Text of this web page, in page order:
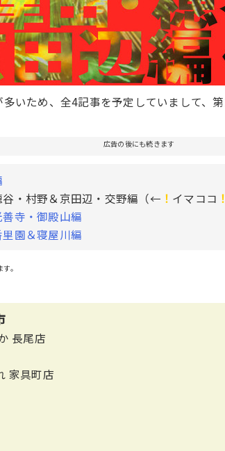
いため、全4記事を予定していまして、
広告の後にも続きます
谷・村野＆京田辺・交野編（← ！ イマココ ！
寺・御殿山編
園＆寝屋川編
。
長尾店
家具町店